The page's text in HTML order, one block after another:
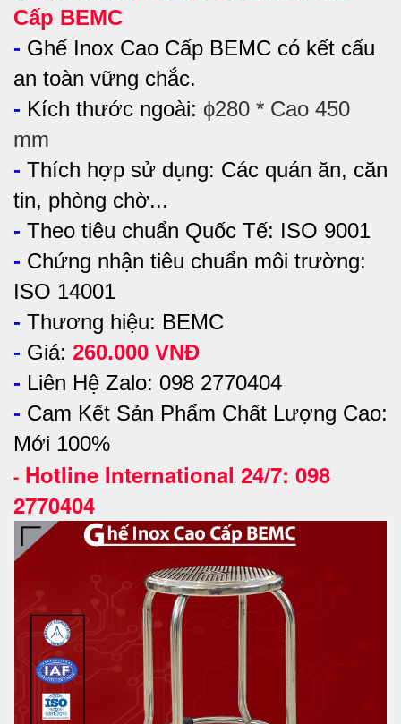
Cấp BEMC
- Ghế Inox Cao Cấp BEMC có kết cấu
an toàn vững chắc.
- Kích thước ngoài: ϕ280 * Cao 450
mm
- Thích hợp sử dụng: Các quán ăn, căn
tin, phòng chờ...
- Theo tiêu chuẩn Quốc Tế: ISO 9001
- Chứng nhận tiêu chuẩn môi trường:
ISO 14001
- Thương hiệu: BEMC
- Giá: 260.000 VNĐ
- Liên Hệ Zalo: 098 2770404
- Cam Kết Sản Phẩm Chất Lượng Cao:
Mới 100%
- Hotline International 24/7: 098
2770404